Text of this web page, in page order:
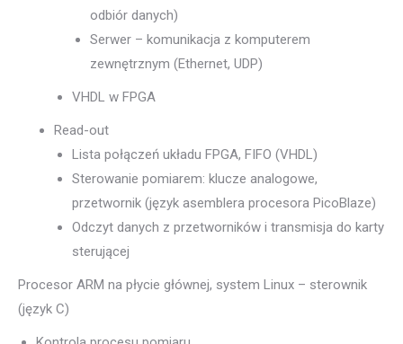
odbiór danych)
Serwer – komunikacja z komputerem
zewnętrznym (Ethernet, UDP)
VHDL w FPGA
Read-out
Lista połączeń układu FPGA, FIFO (VHDL)
Sterowanie pomiarem: klucze analogowe,
przetwornik (język asemblera procesora PicoBlaze)
Odczyt danych z przetworników i transmisja do karty
sterującej
Procesor ARM na płycie głównej, system Linux – sterownik
(język C)